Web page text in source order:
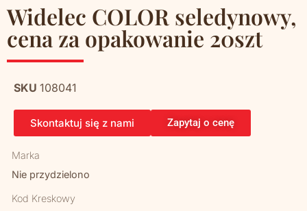
Widelec COLOR seledynowy,
cena za opakowanie 20szt
SKU 108041
Skontaktuj się z nami Zapytaj o cenę
Marka
Nie przydzielono
Kod Kreskowy